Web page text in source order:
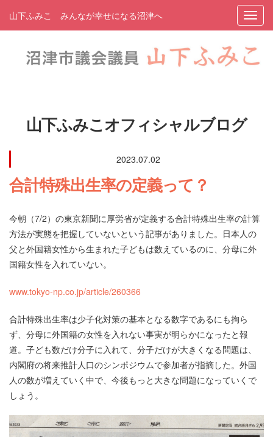
山下ふみこ みんなが幸せになる沼津へ
山下ふみこオフィシャルブログ
2023.07.02
合計特殊出生率の定義って？
今朝（7/2）の東京新聞に厚労省が定義する合計特殊出生率の計算
方法が実態を把握していないという記事がありました。日本人の
父と外国籍女性から生まれた子どもは数えているのに、分母に外
国籍女性を入れていない。
www.tokyo-np.co.jp/article/260366
合計特殊出生率は少子化対策の基本となる数字であるにも拘ら
ず、分母に外国籍の女性を入れない事実が明らかになったと報
道。子ども数だけ分子に入れて、分子だけが大きくなる問題は、
内閣府の将来推計人口のシンポジウムで参加者が指摘した。外国
人の数が増えていく中で、今後もっと大きな問題になっていくで
しょう。